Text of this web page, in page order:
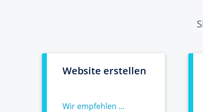
Website erstellen
Wir empfehlen ...